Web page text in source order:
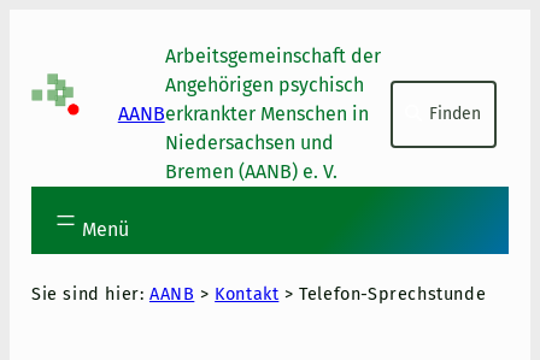
AANB
Arbeitsgemeinschaft der
Angehörigen psychisch
erkrankter Menschen in
Niedersachsen und
Bremen (AANB) e. V.
Suchen
Finden
Menü
Sie sind hier: AANB > Kontakt >Telefon-Sprechstunde